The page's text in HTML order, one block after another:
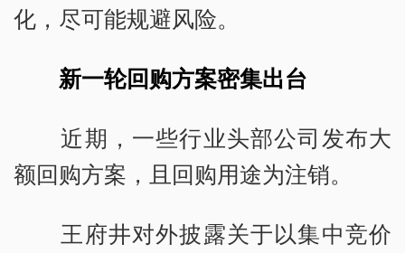
化，尽可能规避风险。
新一轮回购方案密集出台
近期，一些行业头部公司发布大
额回购方案，且回购用途为注销。
王府井对外披露关于以集中竞价